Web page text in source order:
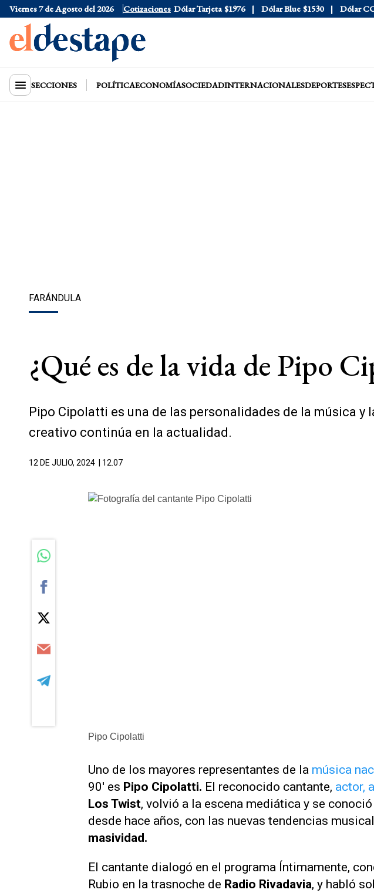
Viernes 7 de Agosto del 2026 Cotizaciones
Dólar Oficial $1520 Dólar Tarjeta $1976 Dólar Blue $1530 Dólar CCL
SECCIONES POLÍTICAECONOMÍASOCIEDADINTERNACIONALESDEPORTES
FARÁNDULA
¿Qué es de la vida de Pipo
Pipo Cipolatti es una de las personalidades de la música
creativo continúa en la actualidad.
12 DE JULIO, 2024 | 12.07
Pipo Cipolatti
Uno de los mayores representantes de la música
90' es Pipo Cipolatti. El reconocido cantante, actor,
Los Twist, volvió a la escena mediática y se
desde hace años, con las nuevas tendencias
masividad.
El cantante dialogó en el programa Íntimamente,
Rubio en la trasnoche de Radio Rivadavia, y habló